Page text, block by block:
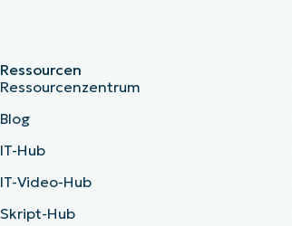
Ressourcen
Ressourcenzentrum
Blog
IT-Hub
IT-Video-Hub
Skript-Hub